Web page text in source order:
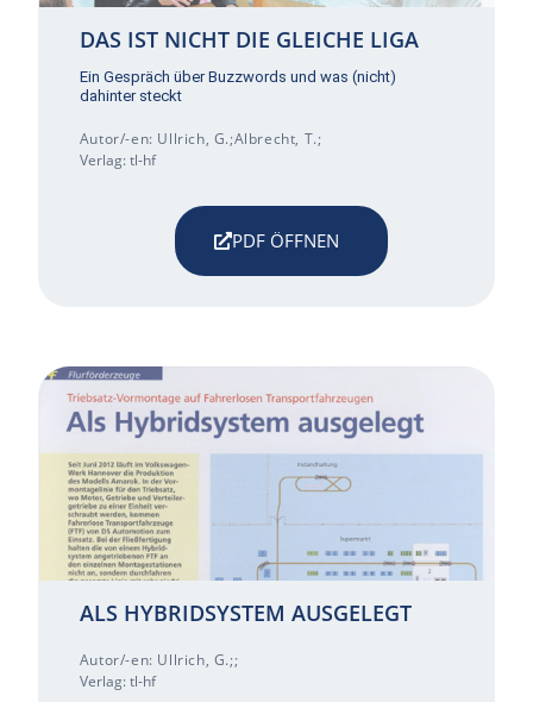
DAS IST NICHT DIE GLEICHE LIGA
Ein Gespräch über Buzzwords und was (nicht)
dahinter steckt
Autor/-en: Ullrich, G.;Albrecht, T.;
Verlag: tl-hf
PDF ÖFFNEN
ALS HYBRIDSYSTEM AUSGELEGT
Autor/-en: Ullrich, G.;;
Verlag: tl-hf